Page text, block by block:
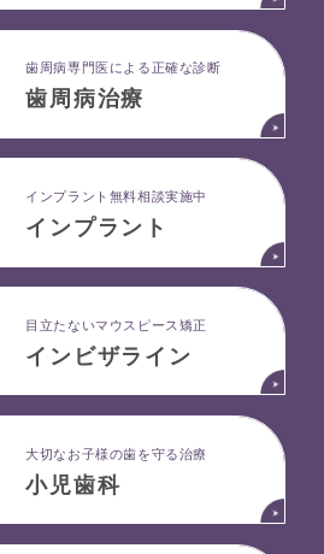
⻭周病専⾨医による正確な診断
歯周病治療
インプラント無料相談実施中
インプラント
目立たないマウスピース矯正
インビザライン
大切なお子様の歯を守る治療
小児歯科